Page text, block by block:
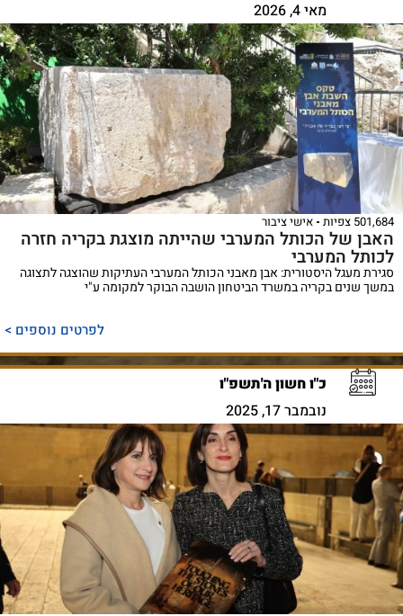
מאי 4, 2026
501,684 צפיות אישי ציבור
האבן של הכותל המערבי שהייתה מוצגת בקריה חזרה
לכותל המערבי
סגירת מעגל היסטורית: אבן מאבני הכותל המערבי העתיקות שהוצגה לתצוגה
במשך שנים בקריה במשרד הביטחון הושבה הבוקר למקומה ע"י
לפרטים נוספים >
כ"ו חשון ה'תשפ"ו
נובמבר 17, 2025